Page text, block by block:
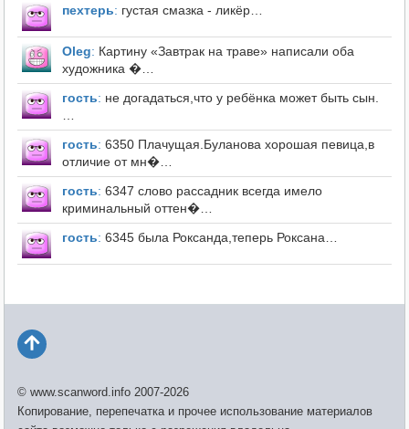
пехтерь: густая смазка - ликёр…
Оleg: Картину «Завтрак на траве» написали оба
художника �…
гость: не догадаться,что у ребёнка может быть сын.
…
гость: 6350 Плачущая.Буланова хорошая певица,в
отличие от мн�…
гость: 6347 слово рассадник всегда имело
криминальный оттен�…
гость: 6345 была Роксанда,теперь Роксана…
© www.scanword.info 2007-2026
Копирование, перепечатка и прочее использование материалов